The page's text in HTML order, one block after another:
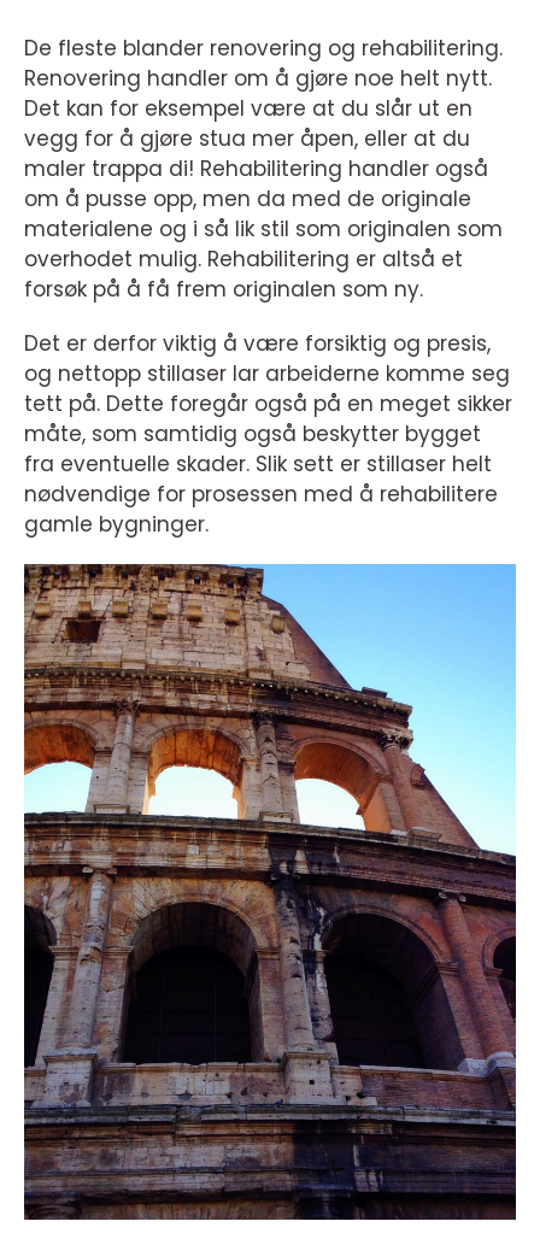
De fleste blander renovering og rehabilitering.
Renovering handler om å gjøre noe helt nytt.
Det kan for eksempel være at du slår ut en
vegg for å gjøre stua mer åpen, eller at du
maler trappa di! Rehabilitering handler også
om å pusse opp, men da med de originale
materialene og i så lik stil som originalen som
overhodet mulig. Rehabilitering er altså et
forsøk på å få frem originalen som ny.
Det er derfor viktig å være forsiktig og presis,
og nettopp stillaser lar arbeiderne komme seg
tett på. Dette foregår også på en meget sikker
måte, som samtidig også beskytter bygget
fra eventuelle skader. Slik sett er stillaser helt
nødvendige for prosessen med å rehabilitere
gamle bygninger.